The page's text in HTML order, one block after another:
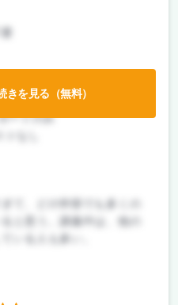
ートのみ
ートのみ
て、どの学部でも多くの
と思う。講義中は、他の
きを見る（無料）